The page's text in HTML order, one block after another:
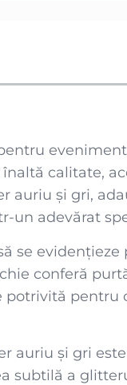
calitate,
auriu și gri,
un adevărat
se
conferă
pentru
auriu și gri
subtilă a